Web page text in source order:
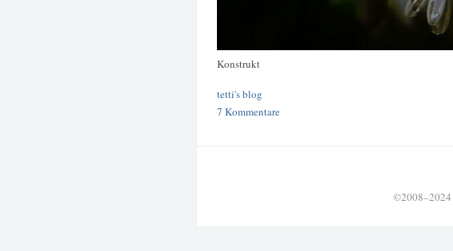
Konstrukt
tetti's blog
7 Kommentare
©2008–2024